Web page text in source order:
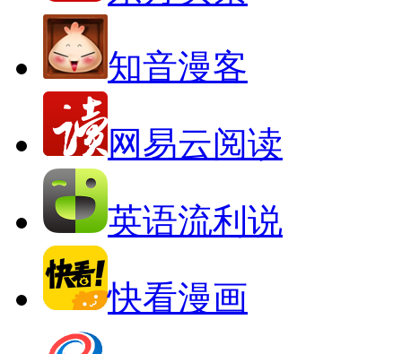
知音漫客
网易云阅读
英语流利说
快看漫画